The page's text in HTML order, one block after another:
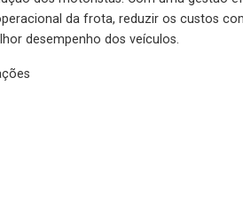
da frota, reduzir os custos com
desempenho dos veículos.